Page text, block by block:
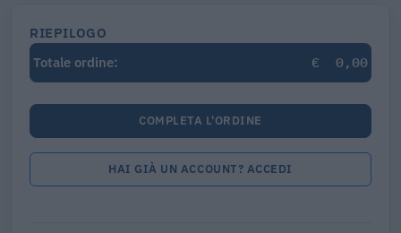
RIEPILOGO
Totale ordine:
€ 0,00
COMPLETA L'ORDINE
HAI GIÀ UN ACCOUNT? ACCEDI